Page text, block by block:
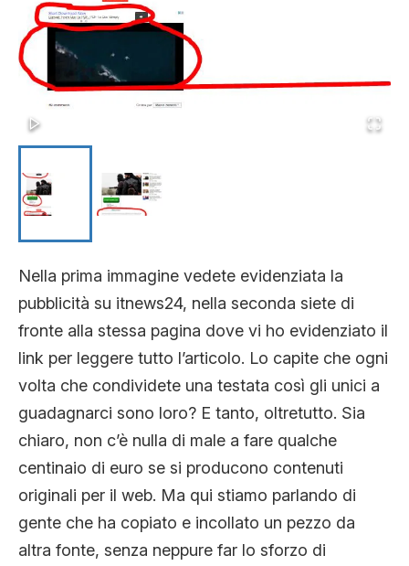
Nella prima immagine vedete evidenziata la
pubblicità su itnews24, nella seconda siete di
fronte alla stessa pagina dove vi ho evidenziato il
link per leggere tutto l’articolo. Lo capite che ogni
volta che condividete una testata così gli unici a
guadagnarci sono loro? E tanto, oltretutto. Sia
chiaro, non c’è nulla di male a fare qualche
centinaio di euro se si producono contenuti
originali per il web. Ma qui stiamo parlando di
gente che ha copiato e incollato un pezzo da
altra fonte, senza neppure far lo sforzo di